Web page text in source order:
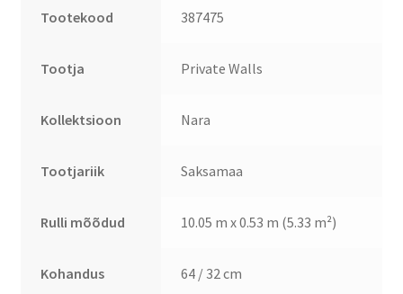
Tootekood 387475
Tootja Private Walls
Kollektsioon Nara
Tootjariik Saksamaa
Rulli mõõdud 10.05 m x 0.53 m (5.33 m²)
Kohandus 64 / 32 cm